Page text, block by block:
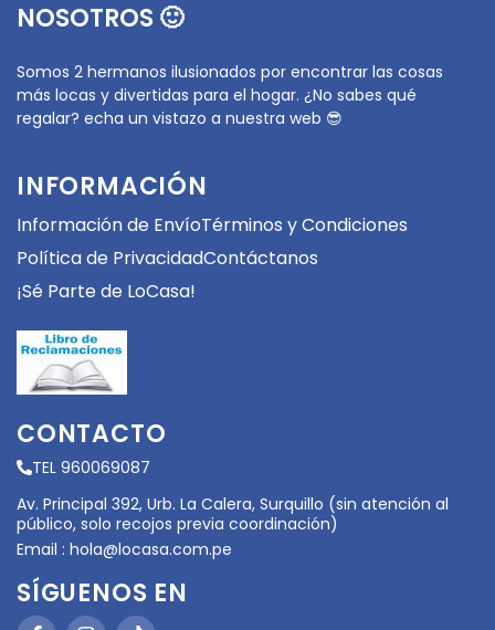
NOSOTROS 🙂
Somos 2 hermanos ilusionados por encontrar las cosas
más locas y divertidas para el hogar. ¿No sabes qué
regalar? echa un vistazo a nuestra web 😎
INFORMACIÓN
Información de EnvíoTérminos y Condiciones
Política de PrivacidadContáctanos
¡Sé Parte de LoCasa!
CONTACTO
TEL 960069087
Av. Principal 392, Urb. La Calera, Surquillo (sin atención al
público, solo recojos previa coordinación)
Email : hola@locasa.com.pe
SÍGUENOS EN